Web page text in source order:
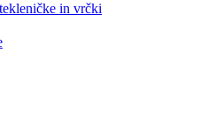
in vrčki